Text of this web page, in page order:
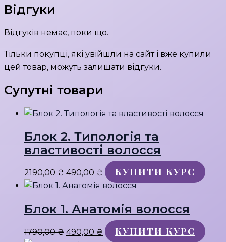
Відгуки
Відгуків немає, поки що.
Тільки покупці, які увійшли на сайт і вже купили
цей товар, можуть залишати відгуки.
Супутні товари
Блок 2. Типологія та
властивості волосся
2190,00₴ Оригінальна
ціна:
490,00 ₴ Поточна
ціна:
КУПИТИ КУРС
Блок 1. Анатомія волосся
1790,00₴ Оригінальна
490,00 ₴ Поточна
КУПИТИ КУРС